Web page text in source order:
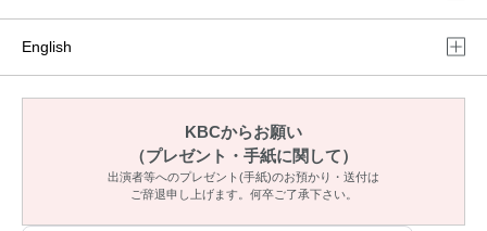
English
KBCからお願い
（プレゼント・手紙に関して）
出演者等へのプレゼント(手紙)のお預かり・送付は
ご辞退申し上げます。何卒ご了承下さい。